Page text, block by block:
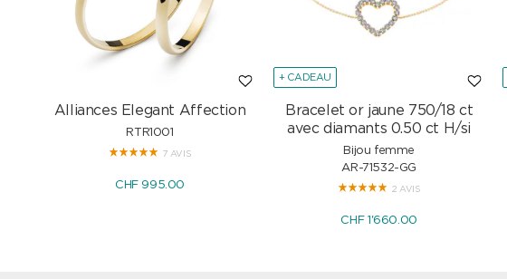
Alliances Elegant Affection
RTR1001
7 AVIS
CHF 995.00
+ CADEAU
Bracelet or jaune 750/18 ct
avec diamants 0.50 ct H/si
Bijou femme
AR-71532-GG
2 AVIS
CHF 1'660.00